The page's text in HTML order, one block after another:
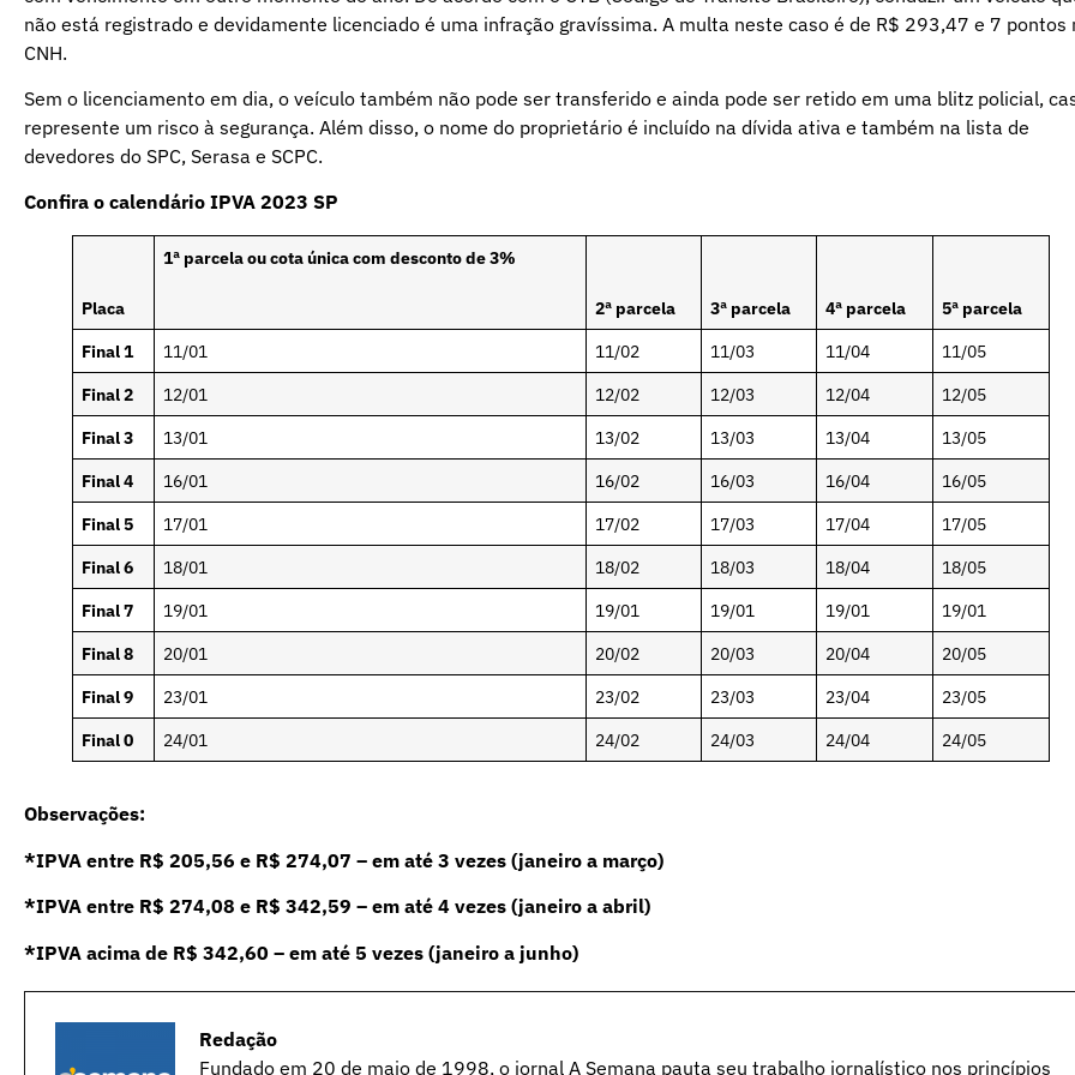
não está registrado e devidamente licenciado é uma infração gravíssima. A multa neste caso é de R$ 293,47 e 7 pontos
CNH.
Sem o licenciamento em dia, o veículo também não pode ser transferido e ainda pode ser retido em uma blitz policial,
represente um risco à segurança. Além disso, o nome do proprietário é incluído na dívida ativa e também na lista de
devedores do SPC, Serasa e SCPC.
Confira o calendário IPVA 2023 SP
Placa
1ª parcela ou cota única com desconto de 3%
2ª parcela 3ª parcela 4ª parcela
5ª parcela
Final 1
11/01 11/02 11/03 11/04
11/05
Final 2
12/01 12/02 12/03 12/04
12/05
Final 3
13/01 13/02 13/03 13/04
13/05
Final 4
16/01 16/02 16/03 16/04
16/05
Final 5
17/01 17/02 17/03 17/04
17/05
Final 6
18/01 18/02 18/03 18/04
18/05
Final 7
19/01 19/01 19/01 19/01
19/01
Final 8
20/01 20/02 20/03 20/04
20/05
Final 9
23/01 23/02 23/03 23/04
23/05
Final 0
24/01 24/02 24/03 24/04 24/05
Observações:
*IPVA entre R$ 205,56 e R$ 274,07 – em até 3 vezes (janeiro a março)
*IPVA entre R$ 274,08 e R$ 342,59 – em até 4 vezes (janeiro a abril)
*IPVA acima de R$ 342,60 – em até 5 vezes (janeiro a junho)
Redação
Fundado em 20 de maio de 1998, o jornal A Semana pauta seu trabalho jornalístico nos princípios